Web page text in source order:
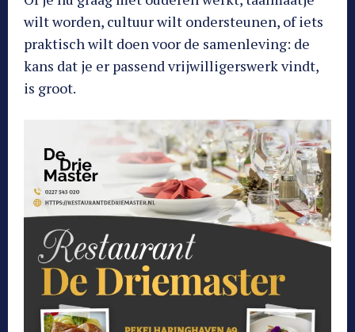
wilt worden, cultuur wilt ondersteunen, of iets
praktisch wilt doen voor de samenleving: de
kans dat je er passend vrijwilligerswerk vindt,
is groot.